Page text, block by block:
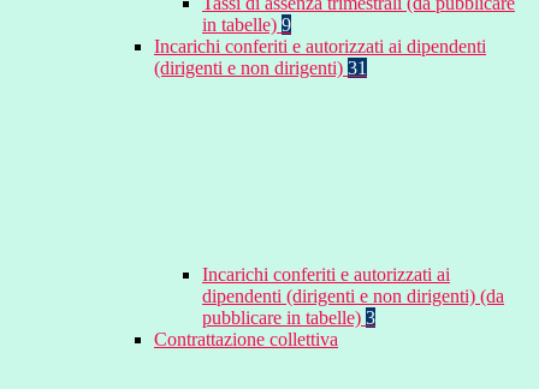
in tabelle) 9
Incarichi conferiti e autorizzati ai dipendenti
(dirigenti e non dirigenti) 31
Incarichi conferiti e autorizzati ai
dipendenti (dirigenti e non dirigenti) (da
pubblicare in tabelle) 3
Contrattazione collettiva